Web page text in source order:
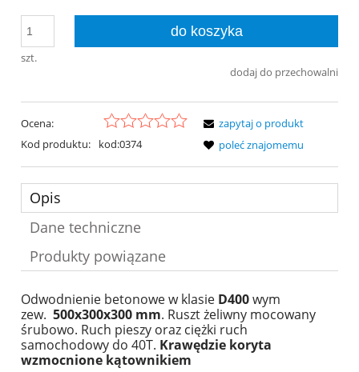
szt.
do koszyka
dodaj do przechowalni
Ocena:
Kod produktu:
kod:0374
zapytaj o produkt
poleć znajomemu
Opis
Dane techniczne
Produkty powiązane
Odwodnienie betonowew klasie D400wym
zew. 500x300x300 mm. Ruszt żeliwny mocowany
śrubowo. Ruch pieszy oraz ciężki ruch
samochodowy do 40T. Krawędzie koryta
wzmocnione kątownikiem